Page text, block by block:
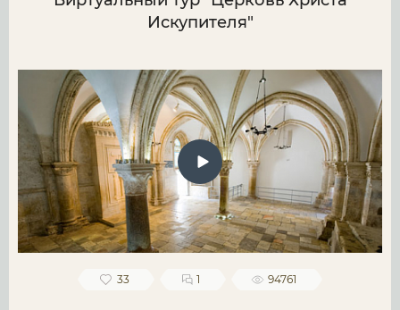
Искупителя"
33 1 94761